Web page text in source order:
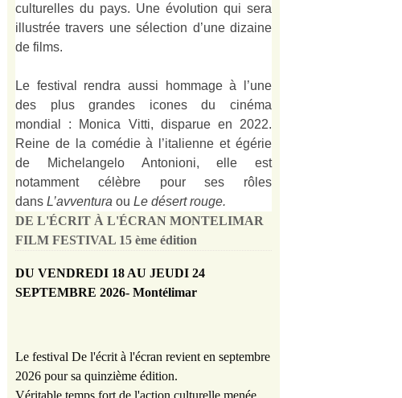
culturelles du pays. Une évolution qui sera
illustrée travers une sélection d’une dizaine
de films.
Le festival rendra aussi hommage à l’une
des plus grandes icones du cinéma
mondial : Monica Vitti, disparue en 2022.
Reine de la comédie à l’italienne et égérie
de Michelangelo Antonioni, elle est
notamment célèbre pour ses rôles
dans L’avventura ou Le désert rouge.
DE L'ÉCRIT À L'ÉCRAN MONTELIMAR
FILM FESTIVAL 15 ème édition
DU VENDREDI 18 AU JEUDI 24
SEPTEMBRE 2026- Montélimar
Le festival De l'écrit à l'écran revient en septembre
2026 pour sa quinzième édition.
Véritable temps fort de l'action culturelle menée